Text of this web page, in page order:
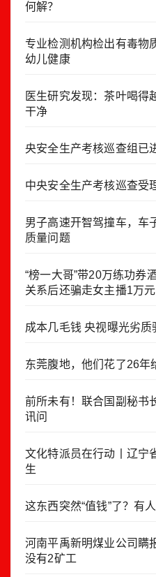
何解？
专业检测机构检出有毒物
幼儿健康
医生研究发现：茶叶喝得
干净
央安全生产考核巡查组已
中央安全生产考核巡查受
男子高速开智驾撞车，车
质量问题
“榜一大哥”带20万练功券
关系后还骗走女主播1万元
成本几毛钱 央视曝光劣质
东莞腹地，他们花了26年
前所未有！联合国副秘书
讯问
文化特派员在行动丨辽宁
生
这东西突然“值钱”了？有
河南平禹新明煤业公司瞒
没有2矿工